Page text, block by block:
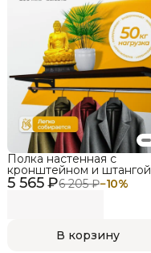
5 565 ₽6 205 ₽−10%
Полка настенная с
кронштейном и штангой
LIGROOM LIGHT,
В корзину